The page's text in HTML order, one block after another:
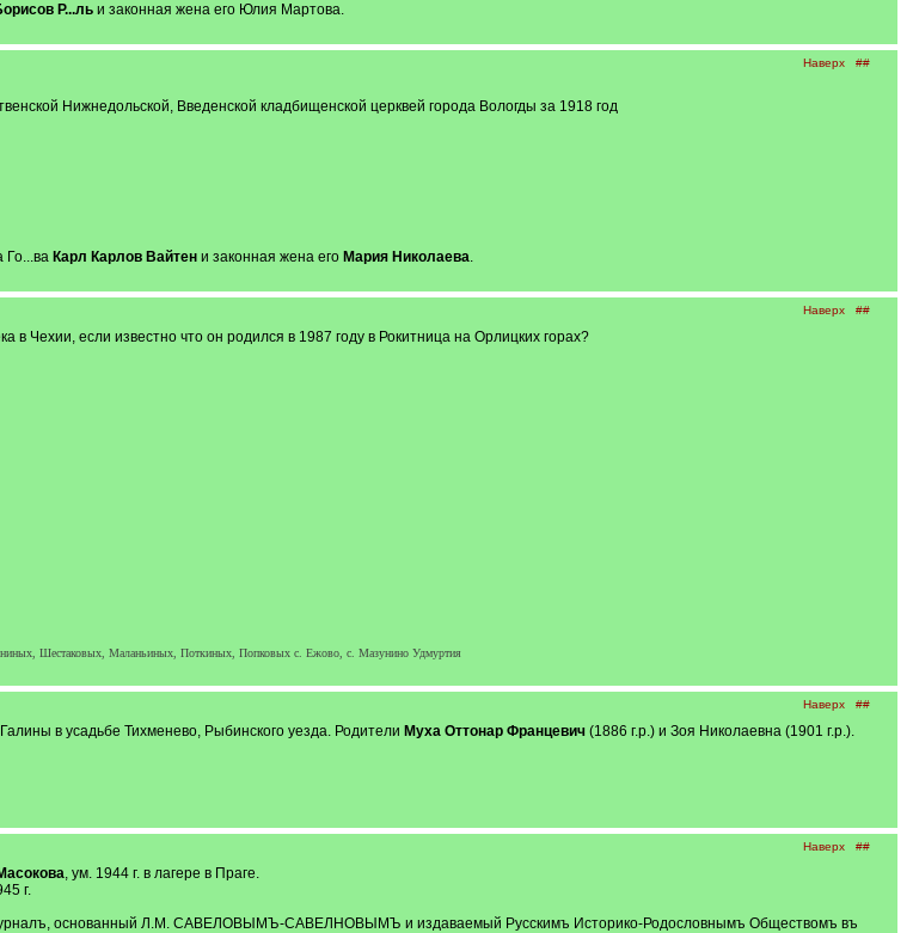
Р...льи законная жена его Юлия Мартова.
Наверх ##
Нижнедольской, Введенской кладбищенской церквей города Вологды за 1918 год
Го...ва Карл Карлов Вайтени законная жена его Мария Николаева.
Наверх ##
Чехии, если известно что он родился в 1987 году в Рокитница на Орлицких горах?
Шестаковых, Маланьиных, Поткиных, Попковых с. Ежово, с. Мазунино Удмуртия
Наверх ##
в усадьбе Тихменево, Рыбинского уезда. Родители Муха Оттонар Францевич(1886 г.р.) и Зоя Николаевна (1901 г.р.).
Наверх ##
, ум. 1944 г. в лагере в Праге.
г.
журналъ, основанный Л.М. САВЕЛОВЫМЪ-САВЕЛНОВЫМЪ и издаваемый Русскимъ Историко-Родословнымъ Обществомъ въ